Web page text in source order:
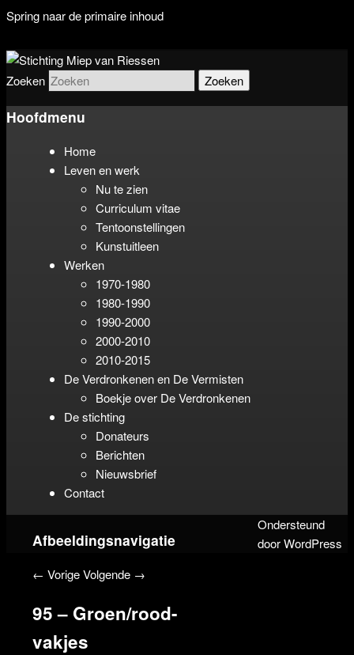
Spring naar de primaire inhoud
Stichting Miep van Riessen
De stichting beheert het werk van
beeldend kunstenaar Miep van
Zoeken
Hoofdmenu
Home
Leven en werk
Nu te zien
Curriculum vitae
Tentoonstellingen
Kunstuitleen
Werken
1970-1980
1980-1990
1990-2000
2000-2010
2010-2015
De Verdronkenen en De Vermisten
Boekje over De Verdronkenen
De stichting
Donateurs
Berichten
Nieuwsbrief
Contact
Afbeeldingsnavigatie
← VorigeVolgende →
95 – Groen/rood-
vakjes
Ondersteund
door WordPress